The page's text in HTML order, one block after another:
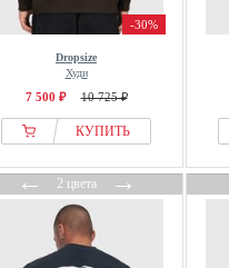
-30%
Dropsize
Худи
7 500 ₽ 10 725 ₽
КУПИТЬ
←2 цвета→